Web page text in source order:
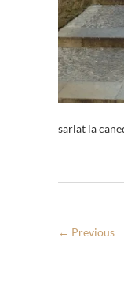
sarlat la
← Previous